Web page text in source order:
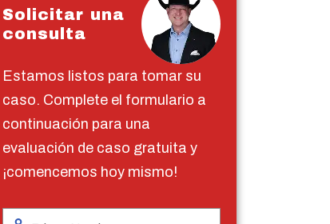
Solicitar una
consulta
Estamos listos para tomar su
caso. Complete el formulario a
continuación para una
evaluación de caso gratuita y
¡comencemos hoy mismo!